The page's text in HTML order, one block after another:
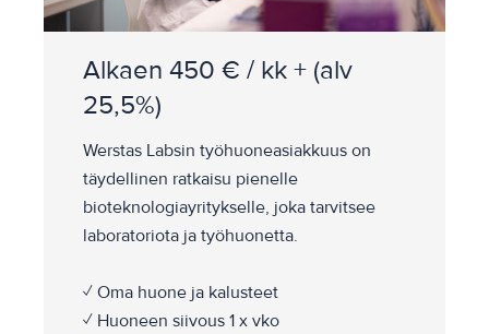
Alkaen 450 € / kk + (alv
25,5%)
Werstas Labsin työhuoneasiakkuus on
täydellinen ratkaisu pienelle
bioteknologiayritykselle, joka tarvitsee
laboratoriota ja työhuonetta.
✓ Oma huone ja kalusteet
✓ Huoneen siivous 1 x vko